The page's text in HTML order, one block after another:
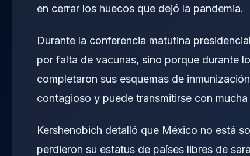
en cerrar los huecos que dejó la pandemia.
Durante la conferencia matutina
por falta de vacunas, sino porque durante
completaron sus esquemas de
contagioso y puede transmitirse con
Kershenobich detalló que México no está
perdieron su estatus de países libres de